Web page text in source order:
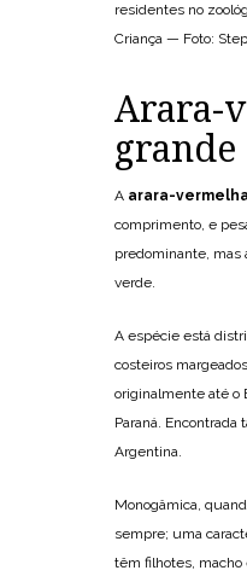
residentes no
Criança — Foto:
Arara-
grande
A arara-
comprimento, e
predominante, mas
verde.
A espécie está
costeiros
originalmente até o
Paraná. Encontrada
Argentina.
Monogâmica,
sempre; uma
têm filhotes,